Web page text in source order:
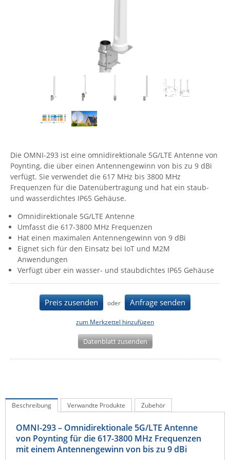
Industrielle Netzwerktechnik / Kommunikation
Wi-Fi - WLAN - Wireless
IT Netzwerktechnik / Kommunikation
Contemporary Controls
Enginko - mcf88
Fokus Technologies
Gude
Guntermann & Drunck
High Sec Labs
Icron
IEC Lock
Ihse
Kerlink
Kramer Electronics
KVM TEC
Milesight
Panorama Antennas
PatchSee
Power Kingdom
Die OMNI-293 ist eine omnidirektionale 5G/LTE Antenne von
Poynting, die über einen Antennengewinn von bis zu 9 dBi
verfügt. Sie verwendet die 617 MHz bis 3800 MHz
Frequenzen für die Datenübertragung und hat ein staub-
und wasserdichtes IP65 Gehäuse.
Omnidirektionale 5G/LTE Antenne
Umfasst die 617-3800 MHz Frequenzen
Hat einen maximalen Antennengewinn von 9 dBi
Eignet sich für den Einsatz bei IoT und M2M
Anwendungen
Verfügt über ein wasser- und staubdichtes IP65 Gehäuse
Preis zusenden oder Anfrage senden
zum Merkzettel hinzufügen
Datenblatt zusenden
Beschreibung Verwandte Produkte Zubehör
OMNI-293 – Omnidirektionale 5G/LTE Antenne
von Poynting für die 617-3800 MHz Frequenzen
mit einem Antennengewinn von bis zu 9 dBi